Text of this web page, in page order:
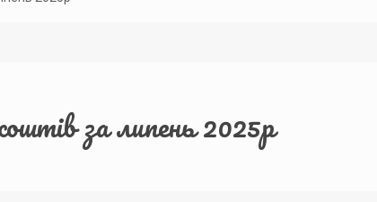
за липень 2025р